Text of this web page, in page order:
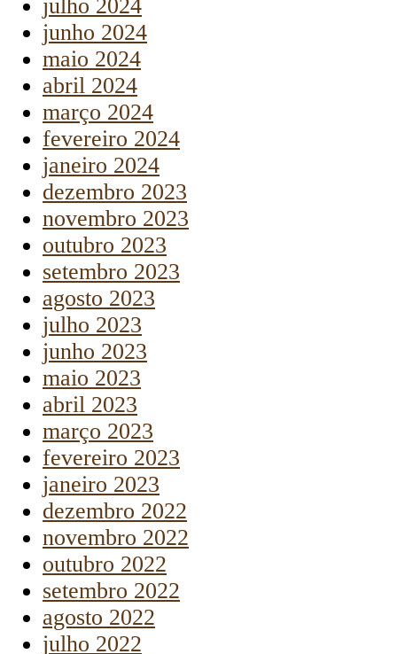
julho 2024
junho 2024
maio 2024
abril 2024
março 2024
fevereiro 2024
janeiro 2024
dezembro 2023
novembro 2023
outubro 2023
setembro 2023
agosto 2023
julho 2023
junho 2023
maio 2023
abril 2023
março 2023
fevereiro 2023
janeiro 2023
dezembro 2022
novembro 2022
outubro 2022
setembro 2022
agosto 2022
julho 2022